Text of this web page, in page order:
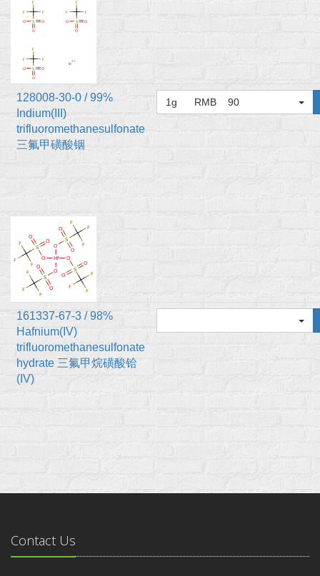
128008-30-0 / 99%
Indium(III)
trifluoromethanesulfonate
三氟甲磺酸铟
1g RMB 90
161337-67-3 / 98%
Hafnium(IV)
trifluoromethanesulfonate
hydrate 三氟甲烷磺酸铪
(IV)
Contact Us